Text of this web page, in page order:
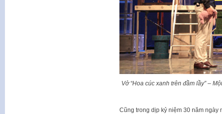
Vở “Hoa cúc xanh trên đầm lầy” –
Cũng trong dịp kỷ niệm 30 năm ngày